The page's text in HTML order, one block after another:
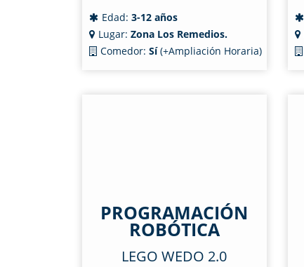
Edad: 3-12 años
Lugar: Zona Los Remedios.
Comedor: Sí(+Ampliación Horaria)
PROGRAMACIÓN
ROBÓTICA
LEGO WEDO 2.0